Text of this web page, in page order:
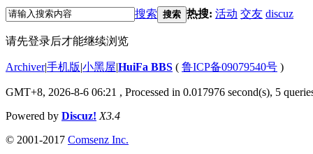
搜索 搜索 热搜: 活动 交友 discuz
请先登录后才能继续浏览
Archiver|手机版|小黑屋|HuiFa BBS ( 鲁ICP备09079540号 )
GMT+8, 2026-8-6 06:21 , Processed in 0.017976 second(s), 5
Powered by Discuz! X3.4
© 2001-2017 Comsenz Inc.